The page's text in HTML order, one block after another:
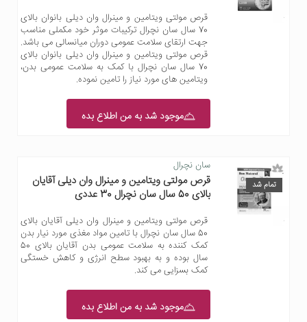
قرص مولتی ویتامین و مینرال وان دیلی بانوان بالای
70 سال سان نچرال ترکیبات موثر خود مکملی مناسب
جهت ارتقای سلامت عمومی دوران میانسالی می باشد.
قرص مولتی ویتامین و مینرال وان دیلی بانوان بالای
70 سال سان نچرال با کمک به سلامت عمومی بدن،
ویتامین های مورد نیاز را تامین نموده.
موجود شد به من اطلاع بده
تمام شد
سان نچرال
قرص مولتی ویتامین و مینرال وان دیلی آقایان
بالای 50 سال سان نچرال 30 عددی
قرص مولتی ویتامین و مینرال وان دیلی آقایان بالای
50 سال سان نچرال با تامین مواد مغذی مورد نیار بدن
کمک کننده به سلامت عمومی بدن آقایان بالای 50
سال بوده و به بهبود سطح انرژی و کاهش خستگی
کمک بسزایی می کند.
موجود شد به من اطلاع بده